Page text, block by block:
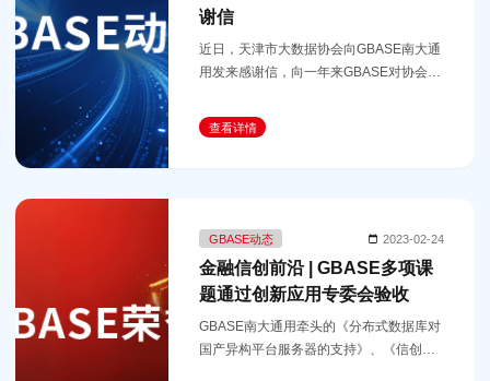
谢信
近日，天津市大数据协会向GBASE南大通
用发来感谢信，向一年来GBASE对协会工
重指出GBASE承接“我学我用大数据”等协
会活动为会员单位数字转型发展提供
查看详情
GBASE动态 2023-02-24
金融信创前沿 | GBASE多项课
题通过创新应用专委会验收
GBASE南大通用牵头的《分布式数据库对
国产异构平台服务器的支持》、《信创分